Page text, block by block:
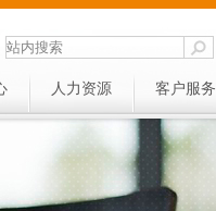
人力资源 客户服务